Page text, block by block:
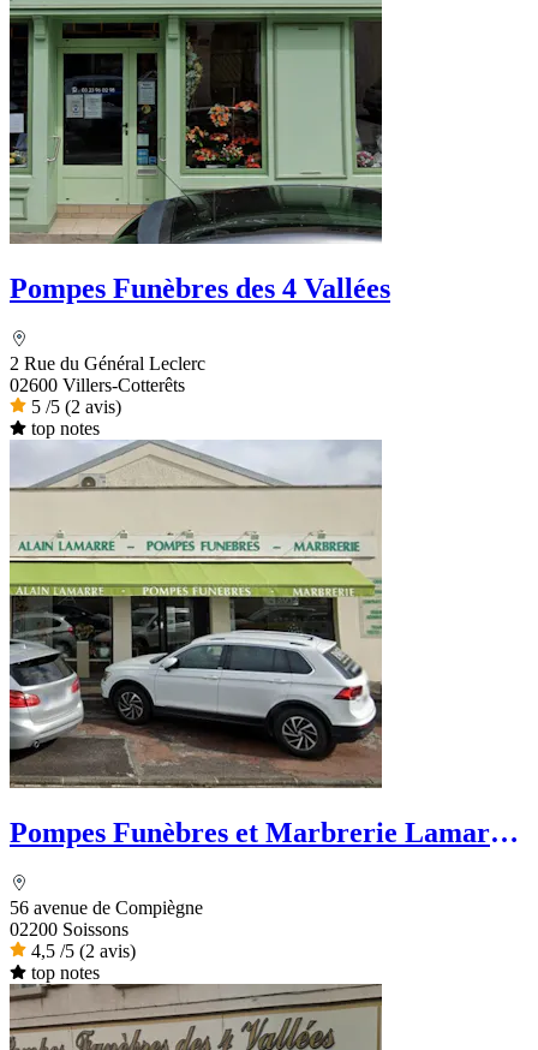
Pompes Funèbres des 4 Vallées
2 Rue du Général Leclerc
02600 Villers-Cotterêts
5 /5 (2 avis)
top notes
Pompes Funèbres et Marbrerie Lamarre
56 avenue de Compiègne
02200 Soissons
4,5 /5 (2 avis)
top notes